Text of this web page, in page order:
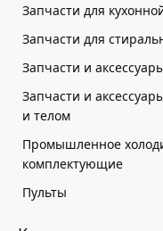
Запчасти для
Запчасти для
Запчасти и
Запчасти и
и телом
Промышленное
комплектующие
Пульты